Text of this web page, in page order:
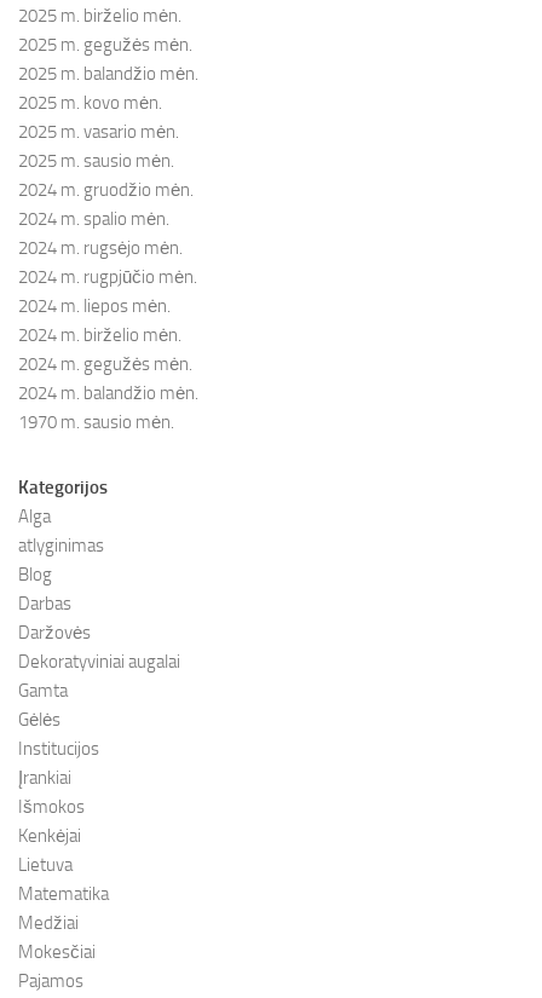
2025 m. birželio mėn.
2025 m. gegužės mėn.
2025 m. balandžio mėn.
2025 m. kovo mėn.
2025 m. vasario mėn.
2025 m. sausio mėn.
2024 m. gruodžio mėn.
2024 m. spalio mėn.
2024 m. rugsėjo mėn.
2024 m. rugpjūčio mėn.
2024 m. liepos mėn.
2024 m. birželio mėn.
2024 m. gegužės mėn.
2024 m. balandžio mėn.
1970 m. sausio mėn.
Kategorijos
Alga
atlyginimas
Blog
Darbas
Daržovės
Dekoratyviniai augalai
Gamta
Gėlės
Institucijos
Įrankiai
Išmokos
Kenkėjai
Lietuva
Matematika
Medžiai
Mokesčiai
Pajamos